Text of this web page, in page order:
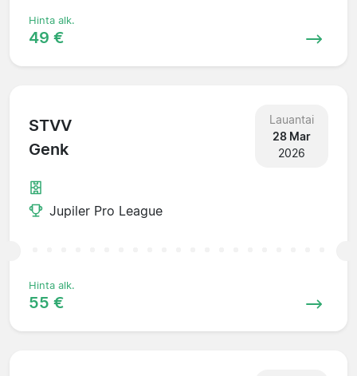
Hinta alk.
49 €
STVV
Genk
Lauantai
28 Mar
2026
Jupiler Pro League
Hinta alk.
55 €